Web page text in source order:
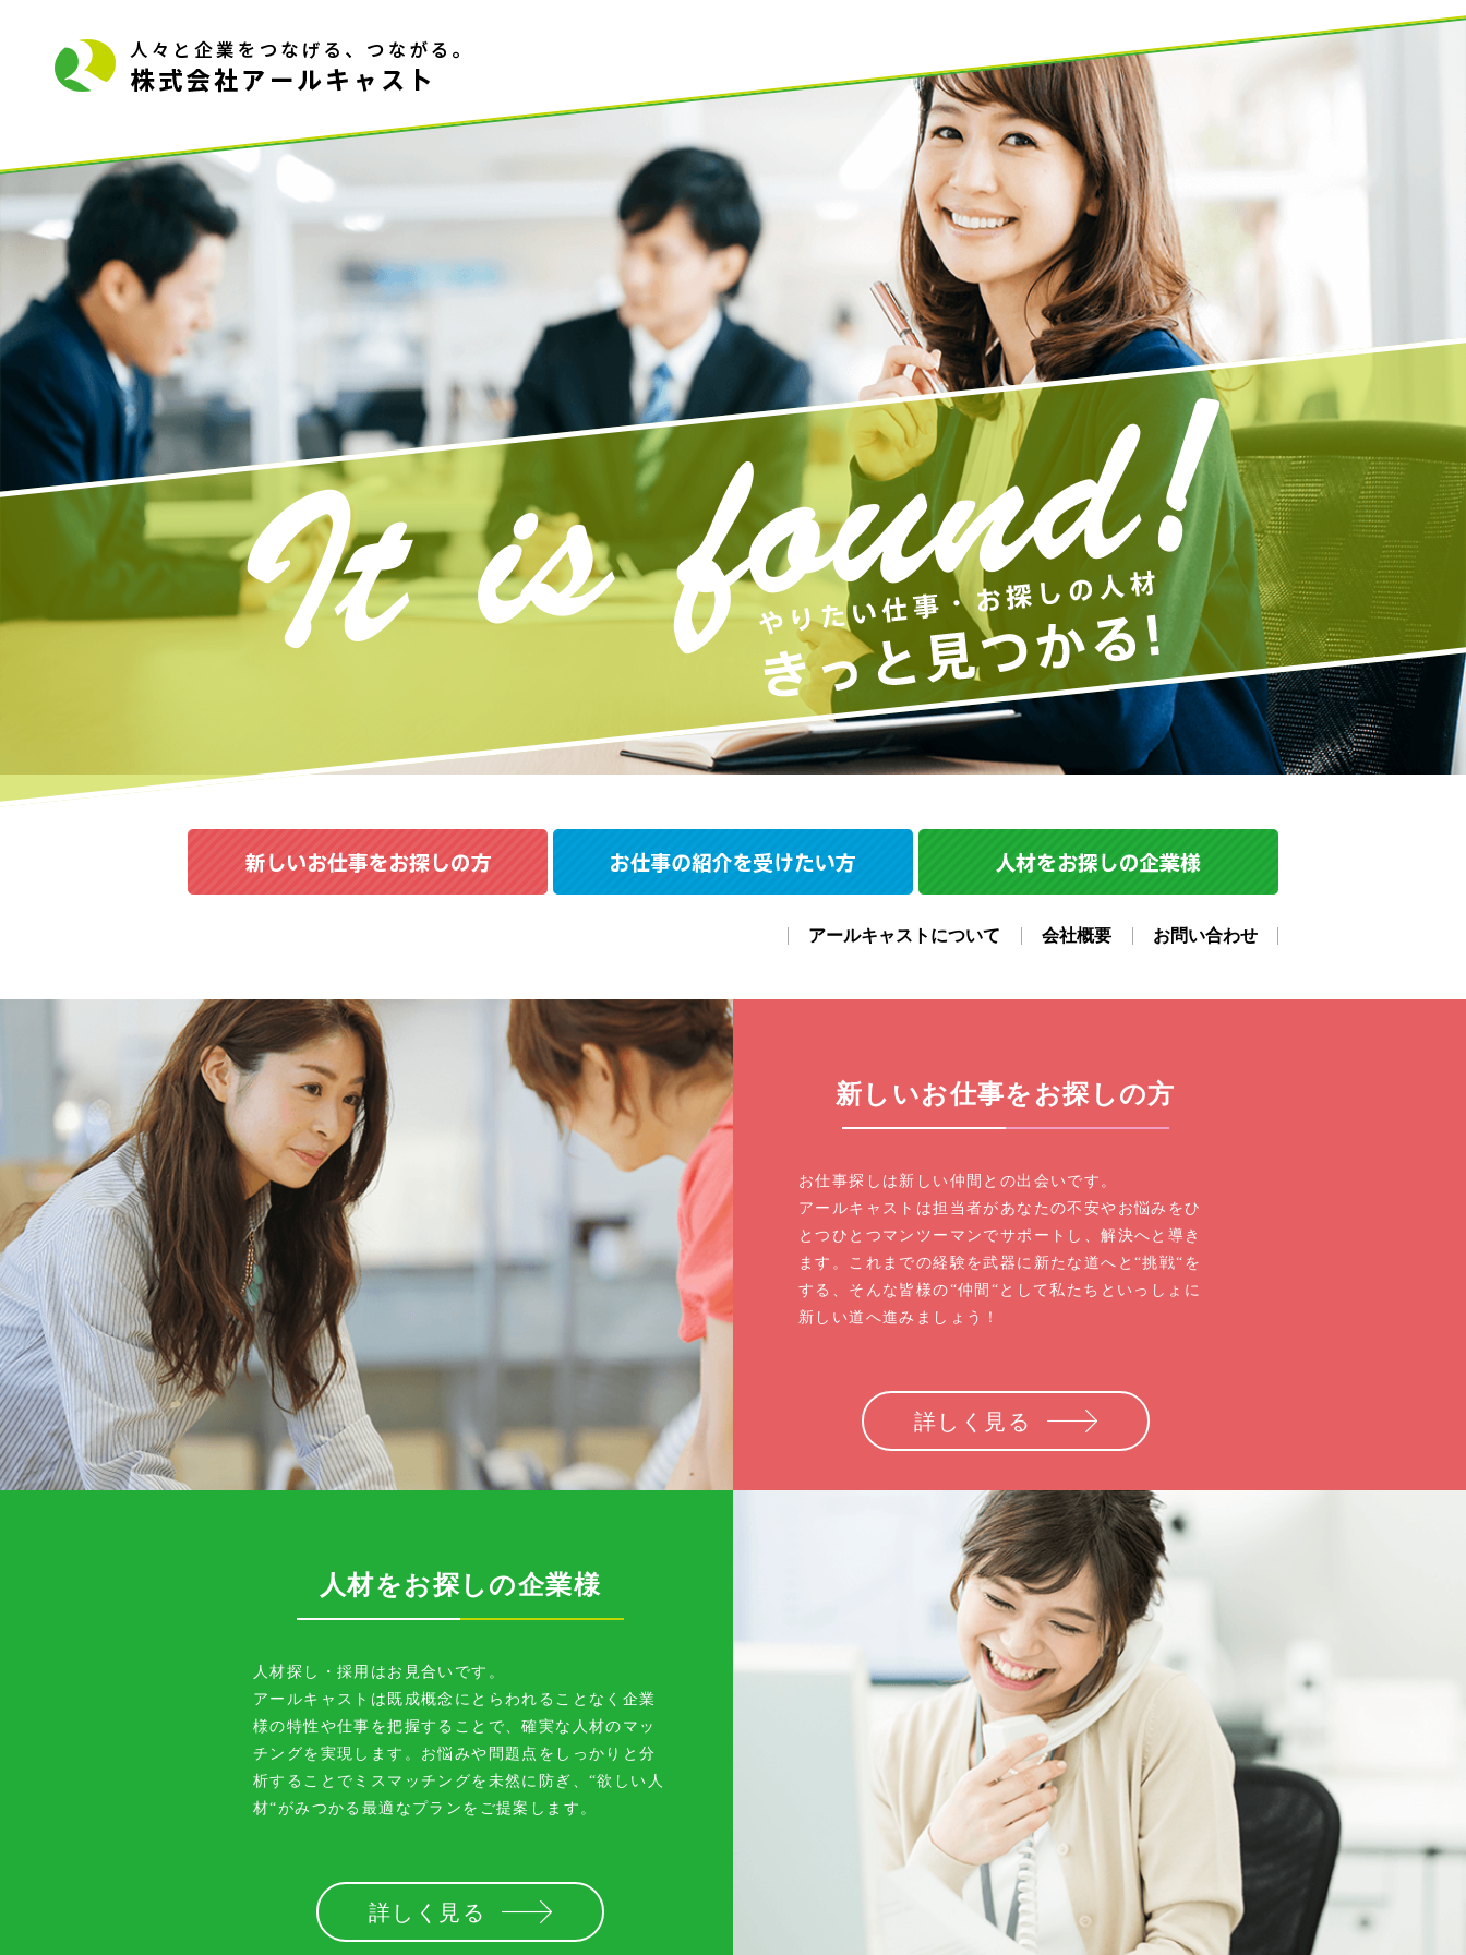
アールキャストについて 会社概要 お問い合わせ
新しいお仕事をお探しの方
お仕事探しは新しい仲間との出会いです。
アールキャストは担当者があなたの不安やお悩みをひ
とつひとつマンツーマンでサポートし、解決へと導き
ます。これまでの経験を武器に新たな道へと“挑戦“を
する、そんな皆様の“仲間“として私たちといっしょに
新しい道へ進みましょう！
詳しく見る
人材をお探しの企業様
人材探し・採用はお見合いです。
アールキャストは既成概念にとらわれることなく企業
様の特性や仕事を把握することで、確実な人材のマッ
チングを実現します。お悩みや問題点をしっかりと分
析することでミスマッチングを未然に防ぎ、“欲しい人
材“がみつかる最適なプランをご提案します。
詳しく見る